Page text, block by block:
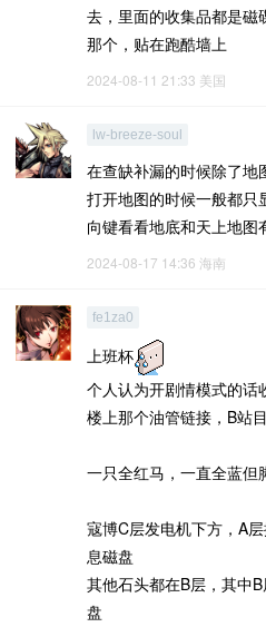
去，里面的收集品都是磁
那个，贴在跑酷墙上
2024-08-11 21:33 美国
lw-breeze-soul
在查缺补漏的时候除了地
打开地图的时候一般都只
向键看看地底和天上地图
2024-08-17 14:36 海南
fe1za0
上班杯
个人认为开剧情模式的话
楼上那个油管链接，B站
一只全红马，一直全蓝但
寇博C层发电机下方，A
息磁盘
其他石头都在B层，其中
盘